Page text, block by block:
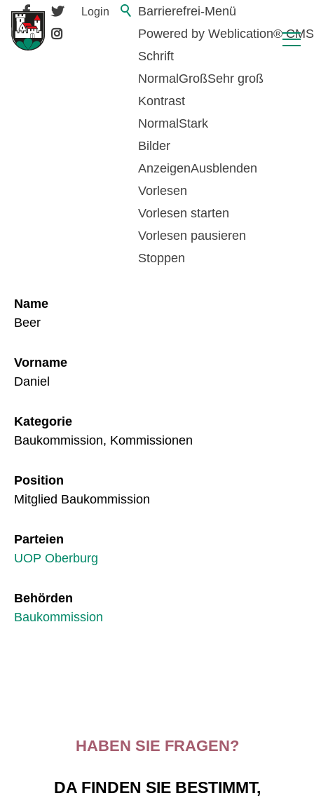
Barrierefrei-Menü
Powered by Weblication® CMS
Schrift
Normal GroßSehr groß
Kontrast
Normal Stark
Bilder
AnzeigenAusblenden
Vorlesen
Vorlesen starten
Vorlesen pausieren
Stoppen
Login
Beer Daniel
Name
Beer
Vorname
Daniel
Kategorie
Baukommission, Kommissionen
Position
Mitglied Baukommission
Parteien
UOP Oberburg
Behörden
Baukommission
HABEN SIE FRAGEN?
DA FINDEN SIE BESTIMMT,